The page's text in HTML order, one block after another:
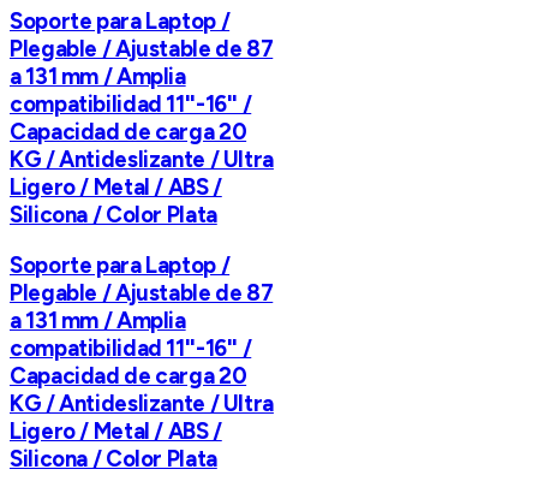
Soporte para Laptop /
Plegable / Ajustable de 87
a 131 mm / Amplia
compatibilidad 11''-16'' /
Capacidad de carga 20
KG / Antideslizante / Ultra
Ligero / Metal / ABS /
Silicona / Color Plata
Soporte para Laptop /
Plegable / Ajustable de 87
a 131 mm / Amplia
compatibilidad 11''-16'' /
Capacidad de carga 20
KG / Antideslizante / Ultra
Ligero / Metal / ABS /
Silicona / Color Plata